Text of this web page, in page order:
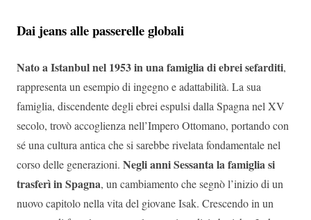
Dai jeans alle passerelle globali
Nato a Istanbul nel 1953 in una famiglia di ebrei sefarditi,
rappresenta un esempio di ingegno e adattabilità. La sua
famiglia, discendente degli ebrei espulsi dalla Spagna nel XV
secolo, trovò accoglienza nell’Impero Ottomano, portando con
sé una cultura antica che si sarebbe rivelata fondamentale nel
corso delle generazioni. Negli anni Sessanta la famiglia si
trasferì in Spagna, un cambiamento che segnò l’inizio di un
nuovo capitolo nella vita del giovane Isak. Crescendo in un